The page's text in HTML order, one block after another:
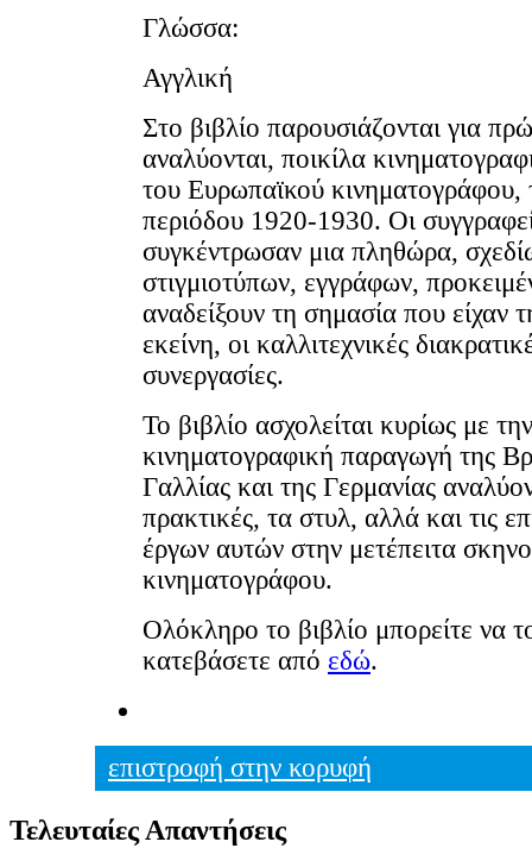
Γλώσσα:
Αγγλική
Στο βιβλίο παρουσιάζονται για
αναλύονται, ποικίλα
του Ευρωπαϊκού κινηματογράφου,
περιόδου 1920-1930. Οι
συγκέντρωσαν μια πληθώρα,
στιγμιοτύπων, εγγράφων,
αναδείξουν τη σημασία που είχαν
εκείνη, οι καλλιτεχνικές
συνεργασίες.
Το βιβλίο ασχολείται κυρίως με την
κινηματογραφική παραγωγή της
Γαλλίας και της Γερμανίας
πρακτικές, τα στυλ, αλλά και τις
έργων αυτών στην μετέπειτα
κινηματογράφου.
Ολόκληρο το βιβλίο μπορείτε να
κατεβάσετε από εδώ.
επιστροφή στην κορυφή
Τελευταίες Απαντήσεις